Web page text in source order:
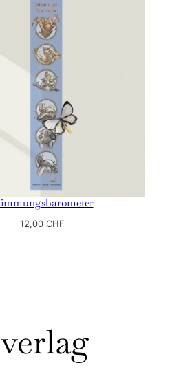
12,00 CHF